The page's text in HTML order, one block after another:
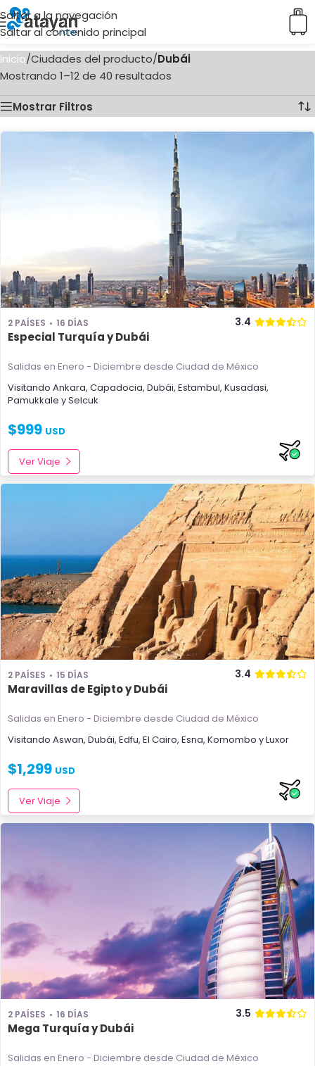
Saltar a la navegación
Saltar al contenido principal
Inicio/Ciudades del producto/Dubái
Mostrando 1–12 de 40 resultados
Mostrar Filtros
2 PAÍSES 16 DÍAS 3.4
Especial Turquía y Dubái
Salidas en Enero - Diciembre desde Ciudad de México
Visitando Ankara, Capadocia, Dubái, Estambul, Kusadasi,
Pamukkale ySelcuk
$999 USD
Ver Viaje
2 PAÍSES 15 DÍAS 3.4
Maravillas de Egipto y Dubái
Salidas en Enero - Diciembre desde Ciudad de México
Visitando Aswan, Dubái, Edfu, El Cairo, Esna, Komombo yLuxor
$1,299 USD
Ver Viaje
2 PAÍSES 16 DÍAS 3.5
Mega Turquía y Dubái
Salidas en Enero - Diciembre desde Ciudad de México